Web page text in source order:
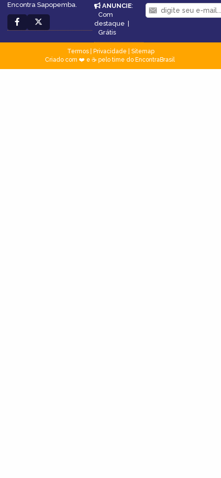
Encontra Sapopemba.
ANUNCIE:
Com
destaque |
Grátis
Termos| Privacidade
Sitemap
Criado com ❤️ e ☕ pelo time do EncontraBrasil